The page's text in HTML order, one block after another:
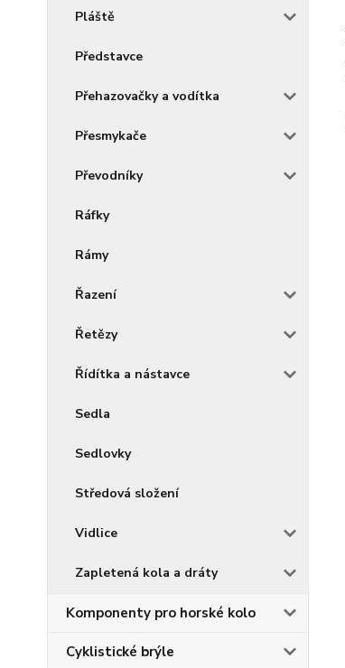
Pláště
Představce
Přehazovačky a vodítka
Přesmykače
Převodníky
Ráfky
Rámy
Řazení
Řetězy
Řídítka a nástavce
Sedla
Sedlovky
Středová složení
Vidlice
Zapletená kola a dráty
Komponenty pro horské kolo
Cyklistické brýle